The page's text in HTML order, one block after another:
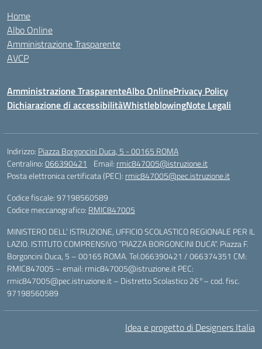
Home
Albo Online
Amministrazione Trasparente
AVCP
Amministrazione TrasparenteAlbo OnlinePrivacy Policy
Dichiarazione di accessibilitàWhistleblowingNote Legali
Indirizzo: Piazza Borgoncini Duca, 5 - 00165 ROMA
Centralino:066390421 Email: rmic847005@istruzione.it
Posta elettronica certificata (PEC): rmic847005@pec.istruzione.it
Codice fiscale: 97198560589
Codice meccanografico: RMIC847005
MINISTERO DELL’ ISTRUZIONE, UFFICIO SCOLASTICO REGIONALE PER IL
LAZIO. ISTITUTO COMPRENSIVO “PIAZZA BORGONCINI DUCA”. Piazza F.
Borgoncini Duca, 5 – 00165 ROMA. Tel.066390421 / 066374351 CM:
RMIC847005 – email: rmic847005@istruzione.it PEC:
rmic847005@pec.istruzione.it – Distretto Scolastico 26°– cod. fisc.
97198560589
Idea e progetto di Designers Italia